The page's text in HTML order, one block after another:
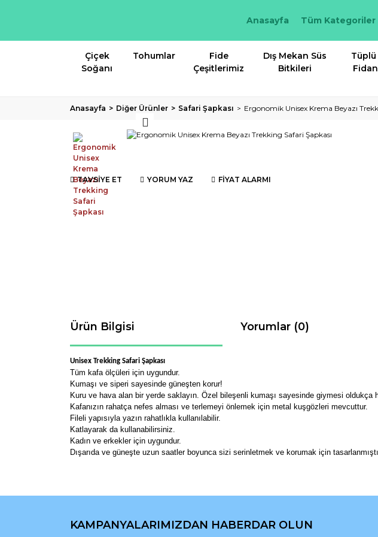
Anasayfa Tüm Kategoriler
Çiçek
Soğanı
Tohumlar
Fide
Çeşitlerimiz
Dış Mekan Süs
Bitkileri
Tüplü
Anasayfa Diğer Ürünler Safari Şapkası Ergonomik Unisex Krema Beyazı
TAVSİYE ET YORUM YAZ FİYAT ALARMI
Ürün Bilgisi Yorumlar (0)
Unisex Trekking Safari Şapkası
Tüm kafa ölçüleri için uygundur.
Kumaşı ve siperi sayesinde güneşten korur!
Kuru ve hava alan bir yerde saklayın. Özel bileşenli kumaşı sayesinde giymesi oldukça
Kafanızın rahatça nefes alması ve terlemeyi önlemek için metal kuşgözleri mevcuttur.
Fileli yapısıyla yazın rahatlıkla kullanılabilir.
Katlayarak da kullanabilirsiniz.
Kadın ve erkekler için uygundur.
Dışarıda ve güneşte uzun saatler boyunca sizi serinletmek ve korumak için
Görüş ve önerileriniz için teşekkür ederiz.
Ürün resmi kalitesiz, bozuk veya görüntülenemiyor.
KAMPANYALARIMIZDAN HABERDAR OLUN